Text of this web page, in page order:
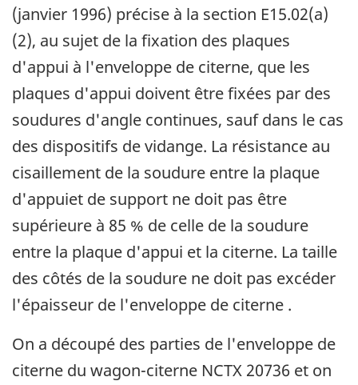
(janvier 1996) précise à la section E15.02(a)
(2), au sujet de la fixation des plaques
d'appui à l'enveloppe de citerne, que les
plaques d'appui doivent être fixées par des
soudures d'angle continues, sauf dans le cas
des dispositifs de vidange. La résistance au
cisaillement de la soudure entre la plaque
d'appuiet de support ne doit pas être
supérieure à 85 % de celle de la soudure
entre la plaque d'appui et la citerne. La taille
des côtés de la soudure ne doit pas excéder
l'épaisseur de l'enveloppe de citerne .
On a découpé des parties de l'enveloppe de
citerne du wagon-citerne NCTX 20736 et on